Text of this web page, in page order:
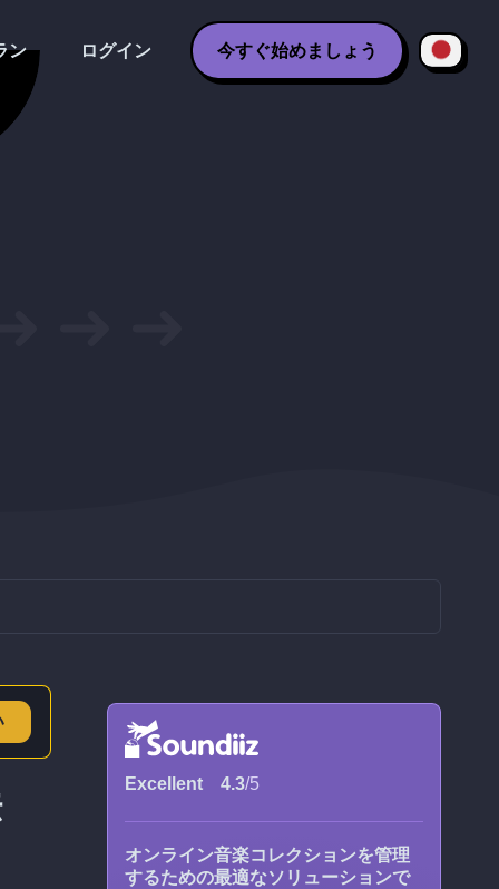
ン ログイン 今すぐ始めましょう
Excellent 4.3/5
オンライン音楽コレクションを管理
するための最適なソリューションで